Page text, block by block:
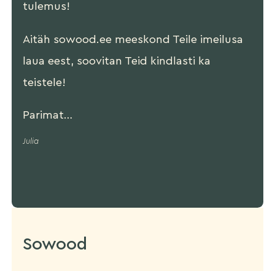
tulemus!
Aitäh sowood.ee meeskond Teile imeilusa
laua eest, soovitan Teid kindlasti ka
teistele!
Parimat…
Julia
Sowood